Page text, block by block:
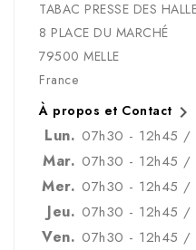
TABAC PRESSE DES
8 PLACE DU MARCHÉ
79500 MELLE
France
À propos et Contact 
Lun. 07h30 - 12h45 /
Mar. 07h30 - 12h45 /
Mer. 07h30 - 12h45 /
Jeu. 07h30 - 12h45 /
Ven. 07h30 - 12h45 /